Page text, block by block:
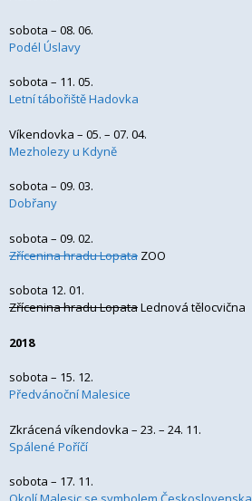
sobota – 08. 06.
Podél Úslavy
sobota – 11. 05.
Letní tábořiště Hadovka
Víkendovka – 05. – 07. 04.
Mezholezy u Kdyně
sobota – 09. 03.
Dobřany
sobota – 09. 02.
Zřícenina hradu Lopata ZOO
sobota 12. 01.
Zřícenina hradu LopataLednová tělocvična
2018
sobota – 15. 12.
Předvánoční Malesice
Zkrácená víkendovka – 23. – 24. 11.
Spálené Poříčí
sobota – 17. 11.